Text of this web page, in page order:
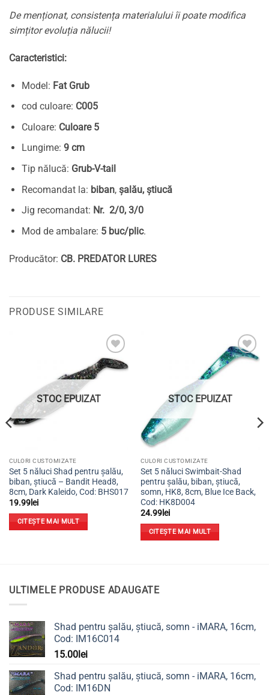
De menționat, consistența materialului îi poate modifica
simțitor evoluția nălucii!
Caracteristici:
Model: Fat Grub
cod culoare: C005
Culoare: Culoare 5
Lungime: 9 cm
Tip nălucă: Grub-V-tail
Recomandat la: biban, șalău, știucă
Jig recomandat: Nr. 2/0, 3/0
Mod de ambalare: 5 buc/plic.
Producător: CB. PREDATOR LURES
PRODUSE SIMILARE
Adaugă
la
favorite
STOC EPUIZAT
CULORI CUSTOMIZATE
Set 5 năluci Shad pentru șalău,
biban, știucă – Bandit Head8,
8cm, Dark Kaleido, Cod: BHS017
19.99lei
CITEȘTE MAI MULT
Adaugă
STOC EPUIZAT
CULORI CUSTOMIZATE
Set 5 năluci Swimbait-Shad
pentru șalău, biban, știucă,
somn, HK8, 8cm, Blue Ice Back,
Cod: HK8D004
24.99lei
CITEȘTE MAI MULT
ULTIMELE PRODUSE ADAUGATE
Shad pentru șalău, știucă, somn - iMARA, 16cm,
Cod: IM16C014
15.00 lei
Shad pentru șalău, știucă, somn - iMARA, 16cm,
Cod: IM16DN